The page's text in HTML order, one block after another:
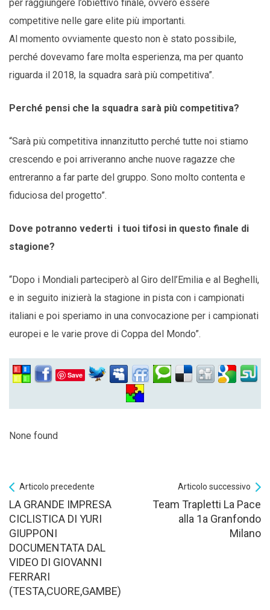
per raggiungere l’obiettivo finale, ovvero essere
competitive nelle gare elite più importanti.
Al momento ovviamente questo non è stato possibile,
perché dovevamo fare molta esperienza, ma per quanto
riguarda il 2018, la squadra sarà più competitiva”.
Perché pensi che la squadra sarà più competitiva?
“Sarà più competitiva innanzitutto perché tutte noi stiamo
crescendo e poi arriveranno anche nuove ragazze che
entreranno a far parte del gruppo. Sono molto contenta e
fiduciosa del progetto”.
Dove potranno vederti i tuoi tifosi in questo finale di
stagione?
“Dopo i Mondiali parteciperò al Giro dell’Emilia e al Beghelli,
e in seguito inizierà la stagione in pista con i campionati
italiani e poi speriamo in una convocazione per i campionati
europei e le varie prove di Coppa del Mondo”.
Save
None found
Articolo precedente
LA GRANDE IMPRESA
CICLISTICA DI YURI
GIUPPONI
DOCUMENTATA DAL
VIDEO DI GIOVANNI
FERRARI
(TESTA,CUORE,GAMBE)
Articolo successivo
Team Trapletti La Pace
alla 1a Granfondo
Milano